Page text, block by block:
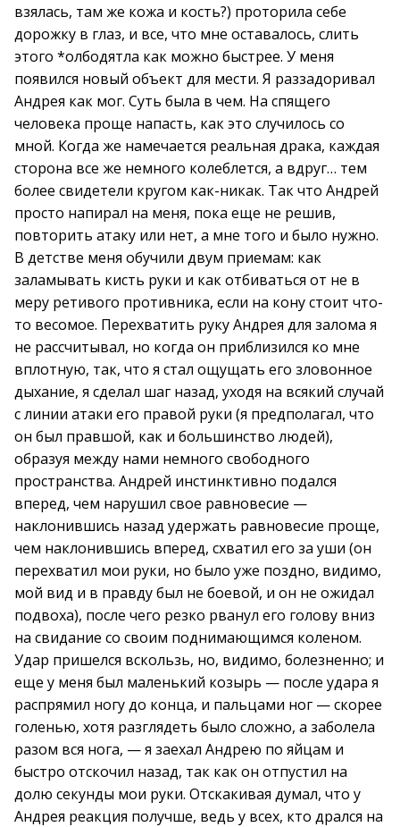
взялась, там же кожа и кость?) проторила себе
дорожку в глаз, и все, что мне оставалось, слить
этого *олбодятла как можно быстрее. У меня
появился новый объект для мести. Я раззадоривал
Андрея как мог. Суть была в чем. На спящего
человека проще напасть, как это случилось со
мной. Когда же намечается реальная драка, каждая
сторона все же немного колеблется, а вдруг… тем
более свидетели кругом как-никак. Так что Андрей
просто напирал на меня, пока еще не решив,
повторить атаку или нет, а мне того и было нужно.
В детстве меня обучили двум приемам: как
заламывать кисть руки и как отбиваться от не в
меру ретивого противника, если на кону стоит что-
то весомое. Перехватить руку Андрея для залома я
не рассчитывал, но когда он приблизился ко мне
вплотную, так, что я стал ощущать его зловонное
дыхание, я сделал шаг назад, уходя на всякий случай
с линии атаки его правой руки (я предполагал, что
он был правшой, как и большинство людей),
образуя между нами немного свободного
пространства. Андрей инстинктивно подался
вперед, чем нарушил свое равновесие —
наклонившись назад удержать равновесие проще,
чем наклонившись вперед, схватил его за уши (он
перехватил мои руки, но было уже поздно, видимо,
мой вид и в правду был не боевой, и он не ожидал
подвоха), после чего резко рванул его голову вниз
на свидание со своим поднимающимся коленом.
Удар пришелся вскользь, но, видимо, болезненно; и
еще у меня был маленький козырь — после удара я
распрямил ногу до конца, и пальцами ног — скорее
голенью, хотя разглядеть было сложно, а заболела
разом вся нога, — я заехал Андрею по яйцам и
быстро отскочил назад, так как он отпустил на
долю секунды мои руки. Отскакивая думал, что у
Андрея реакция получше, ведь у всех, кто дрался на